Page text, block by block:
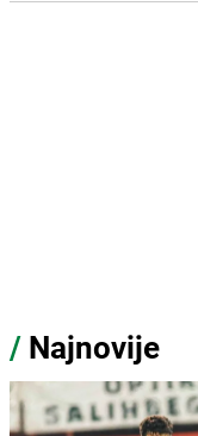
/ Najnovije